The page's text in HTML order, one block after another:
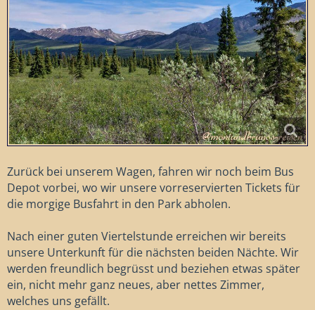
Zurück bei unserem Wagen, fahren wir noch beim Bus
Depot vorbei, wo wir unsere vorreservierten Tickets für
die morgige Busfahrt in den Park abholen.
Nach einer guten Viertelstunde erreichen wir bereits
unsere Unterkunft für die nächsten beiden Nächte. Wir
werden freundlich begrüsst und beziehen etwas später
ein, nicht mehr ganz neues, aber nettes Zimmer,
welches uns gefällt.